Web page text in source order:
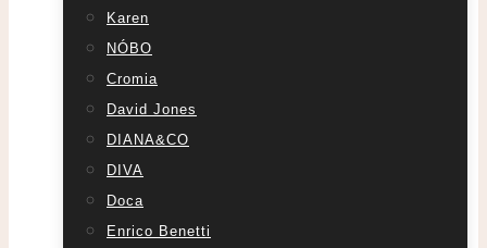
Karen
NÓBO
Cromia
David Jones
DIANA&CO
DIVA
Doca
Enrico Benetti